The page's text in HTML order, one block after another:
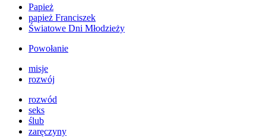
Papież
papież Franciszek
Światowe Dni Młodzieży
Powołanie
misje
rozwój
rozwód
seks
ślub
zaręczyny